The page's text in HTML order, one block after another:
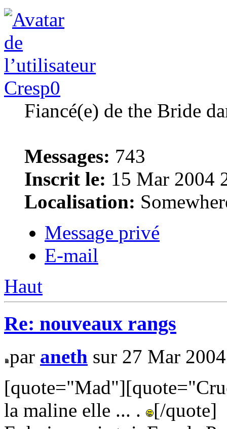
Cresp0
Fiancé(e) de the Bride
Messages: 743
Inscrit le: 15 Mar 2004
Localisation:
Message privé
E-mail
Haut
Re: nouveaux rangs
par aneth sur 27 Mar
la maline elle ... .
[/quote]